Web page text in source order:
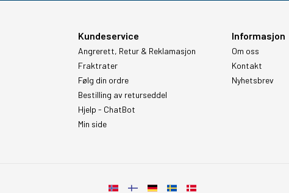
Kundeservice
Angrerett, Retur & Reklamasjon
Fraktrater
Følg din ordre
Bestilling av returseddel
Hjelp - ChatBot
Min side
Informasjon
Om oss
Kontakt
Nyhetsbrev